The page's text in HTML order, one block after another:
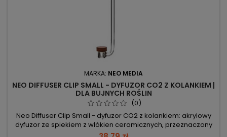
MARKA: NEO MEDIA
NEO DIFFUSER CLIP SMALL - DYFUZOR CO2 Z KOLANKIEM |
DLA BUJNYCH ROŚLIN
(0)
Neo Diffuser Clip Small - dyfuzor CO2 z kolankiem: akrylowy
dyfuzor ze spiekiem z włókien ceramicznych, przeznaczony
do montażu w akwarium. 50–150 l – zalecany zakres